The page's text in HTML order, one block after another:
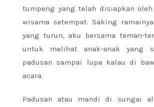
tumpeng yang telah disiapkan
wisama setempat. Saking
yang turun, aku bersama teman-
untuk melihat anak-anak yang
padusan sampai lupa kalau di
acara.
Padusan atau mandi di sungai